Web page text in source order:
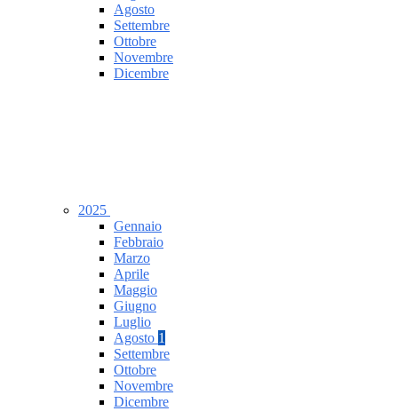
Agosto
Settembre
Ottobre
Novembre
Dicembre
2025
Gennaio
Febbraio
Marzo
Aprile
Maggio
Giugno
Luglio
Agosto 1
Settembre
Ottobre
Novembre
Dicembre